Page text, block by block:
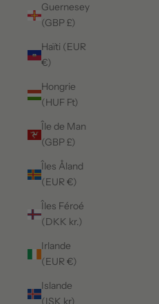
Guernesey
(GBP £)
Haïti (EUR
€)
Hongrie
(HUF Ft)
Île de Man
(GBP £)
Îles Åland
(EUR €)
Îles Féroé
(DKK kr.)
Irlande
(EUR €)
Islande
(ISK kr)